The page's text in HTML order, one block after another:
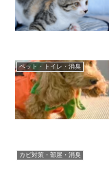
ペット・トイレ・消臭
カビ対策・部屋・消臭